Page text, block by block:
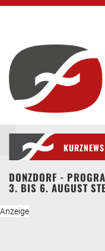
KURZNEWS
DONZDORF -
3. BIS 6. AUGUST